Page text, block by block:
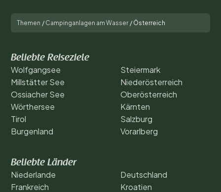
Themen / Campinganlagen am Wasser / Österreich
Beliebte Reiseziele
Wolfgangsee
Millstätter See
Ossiacher See
Wörthersee
Tirol
Burgenland
Steiermark
Niederösterreich
Oberösterreich
Kärnten
Salzburg
Vorarlberg
Beliebte Länder
Niederlande
Frankreich
Deutschland
Kroatien